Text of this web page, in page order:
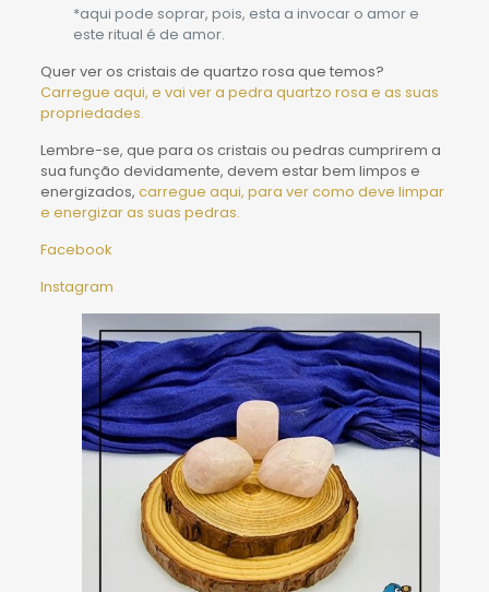
*aqui pode soprar, pois, esta a invocar o amor e
este ritual é de amor.
Quer ver os cristais de quartzo rosa que temos?
Carregue aqui, e vai ver a pedra quartzo rosa e as suas
propriedades.
Lembre-se, que para os cristais ou pedras cumprirem a
sua função devidamente, devem estar bem limpos e
energizados, carregue aqui, para ver como deve limpar
e energizar as suas pedras.
Facebook
Instagram